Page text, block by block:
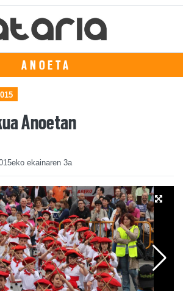
ANOETA
Anoetan
ekainaren 3a